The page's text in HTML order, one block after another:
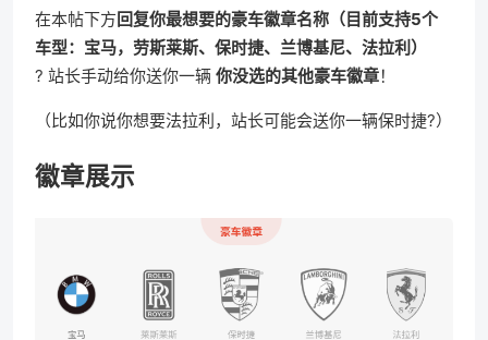
在本帖下方回复你最想要的豪车徽章名称（目前支持5个
车型：宝马，劳斯莱斯、保时捷、兰博基尼、法拉利）
? 站长手动给你送你一辆 你没选的其他豪车徽章！
（比如你说你想要法拉利，站长可能会送你一辆保时捷?）
徽章展示